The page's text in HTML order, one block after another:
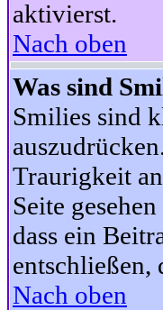
aktivierst.
Nach oben
Was sind
Smilies sind
Traurigkeit
Seite
dass ein
entschließen,
Nach oben